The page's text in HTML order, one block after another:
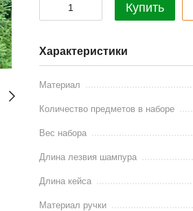
Купить
Характеристики
Материал
Количество предметов в наборе
Вес набора
Длина лезвия шампура
Длина кейса
Материал ручки